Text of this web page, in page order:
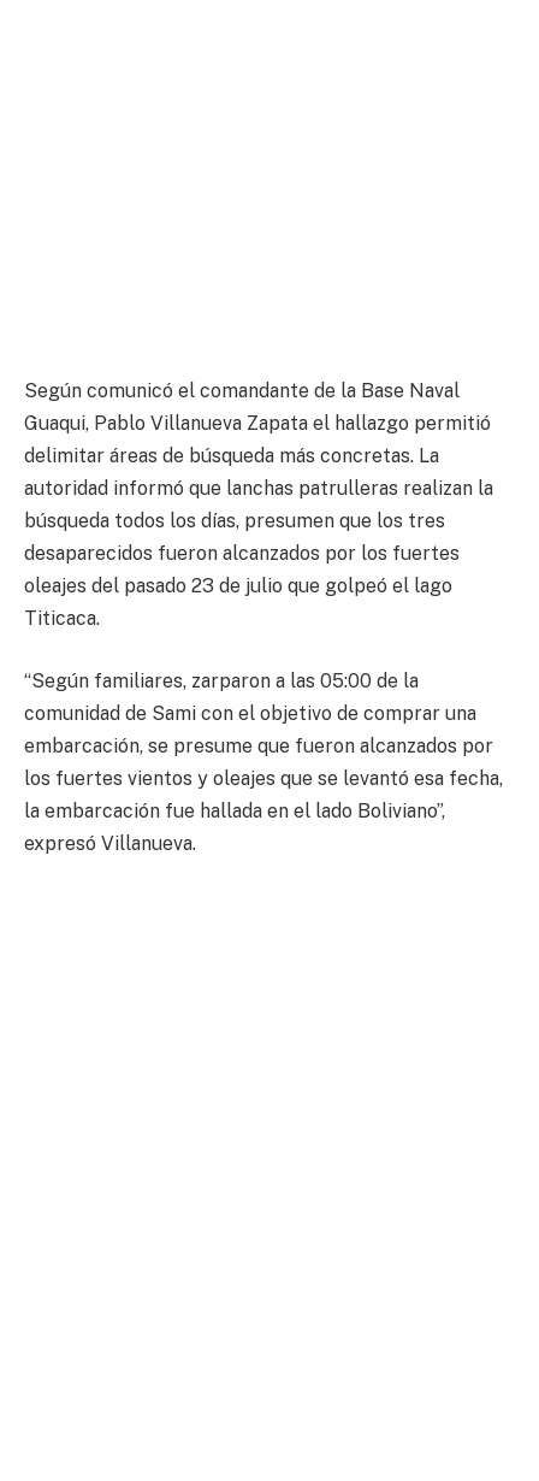
Según comunicó el comandante de la Base Naval
Guaqui, Pablo Villanueva Zapata el hallazgo permitió
delimitar áreas de búsqueda más concretas. La
autoridad informó que lanchas patrulleras realizan la
búsqueda todos los días, presumen que los tres
desaparecidos fueron alcanzados por los fuertes
oleajes del pasado 23 de julio que golpeó el lago
Titicaca.
“Según familiares, zarparon a las 05:00 de la
comunidad de Sami con el objetivo de comprar una
embarcación, se presume que fueron alcanzados por
los fuertes vientos y oleajes que se levantó esa fecha,
la embarcación fue hallada en el lado Boliviano”,
expresó Villanueva.